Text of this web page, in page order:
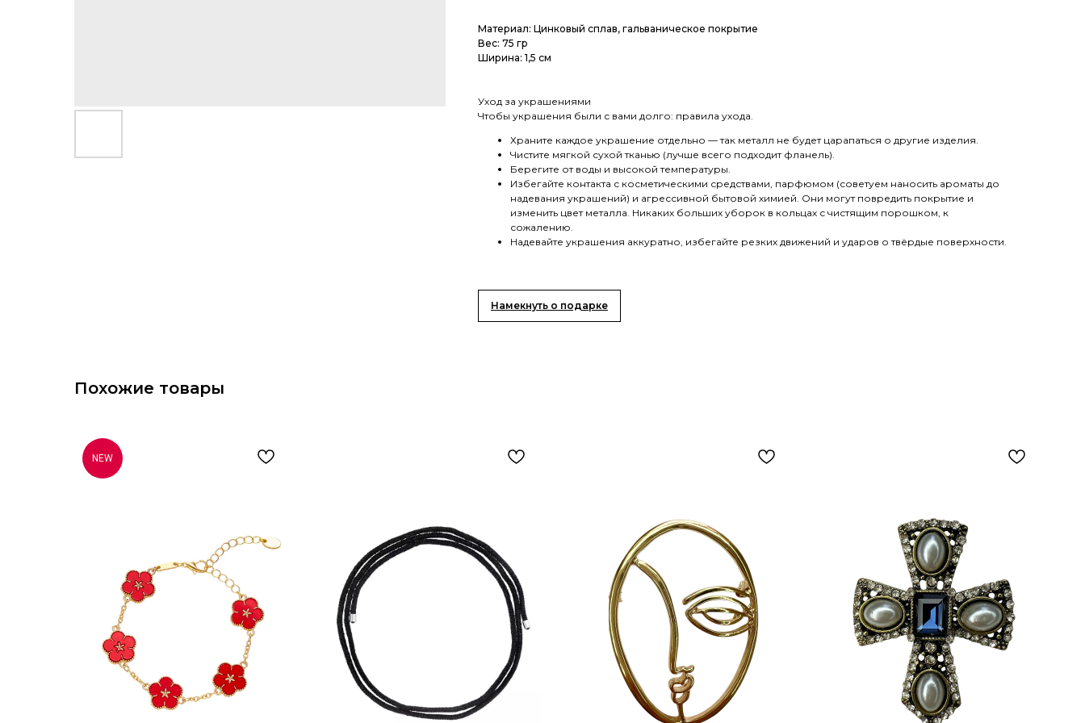
Материал: Цинковый сплав, гальваническое покрытие
Вес: 75 гр
Ширина: 1,5 см
Уход за украшениями
Чтобы украшения были с вами долго: правила ухода.
Храните каждое украшение отдельно — так металл не будет царапаться о другие изделия.
Чистите мягкой сухой тканью (лучше всего подходит фланель).
Берегите от воды и высокой температуры.
Избегайте контакта с косметическими средствами, парфюмом (советуем наносить ароматы до
надевания украшений) и агрессивной бытовой химией. Они могут повредить покрытие и
изменить цвет металла. Никаких больших уборок в кольцах с чистящим порошком, к
сожалению.
Надевайте украшения аккуратно, избегайте резких движений и ударов о твёрдые поверхности.
Намекнуть о подарке
Похожие товары
NEW